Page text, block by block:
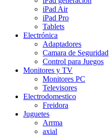
iPad Air
iPad Pro
Tablets
Electrónica
Adaptadores
Camara de Seguridad
Control para Juegos
Monitores y TV
Monitores PC
Televisores
Electrodomestico
Freidora
Juguetes
Arrma
axial